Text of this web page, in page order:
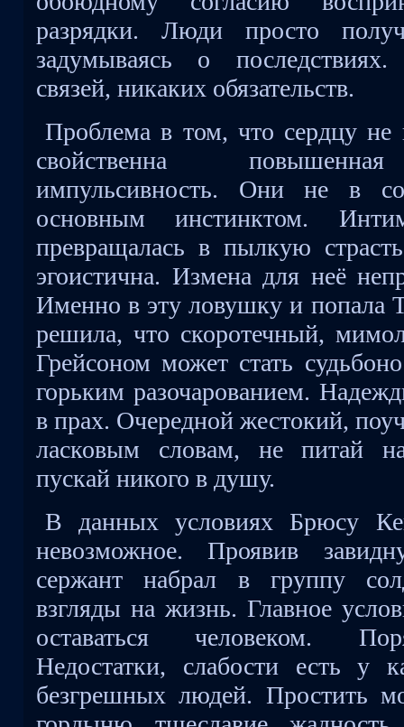
разрядки. Люди просто
задумываясь о
связей, никаких обязательств.
Проблема в том, что сердцу
свойственна
импульсивность. Они не в
основным инстинктом.
превращалась в пылкую
эгоистична. Измена для неё
Именно в эту ловушку и попала
решила, что скоротечный,
Грейсоном может стать
горьким разочарованием.
в прах. Очередной жестокий,
ласковым словам, не питай
пускай никого в душу.
В данных условиях Брюсу
невозможное. Проявив
сержант набрал в группу
взгляды на жизнь. Главное
оставаться человеком.
Недостатки, слабости есть у
безгрешных людей. Простить